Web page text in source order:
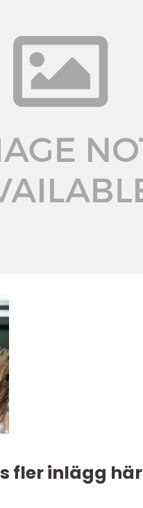
fler inlägg här